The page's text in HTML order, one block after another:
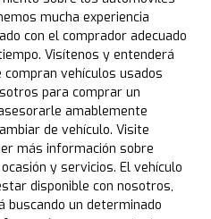
mucha experiencia
con el comprador adecuado
Visítenos y entenderá
vehículos usados
para comprar un
amablemente
de vehículo. Visite
más información sobre
y servicios. El vehículo
disponible con nosotros,
buscando un determinado